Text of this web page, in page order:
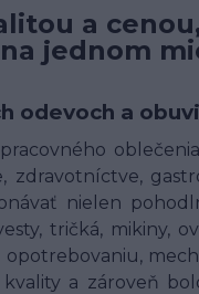
a
jednom
odevoch a
zdravotníctve,
nielen
tričká, mikiny,
a zároveň